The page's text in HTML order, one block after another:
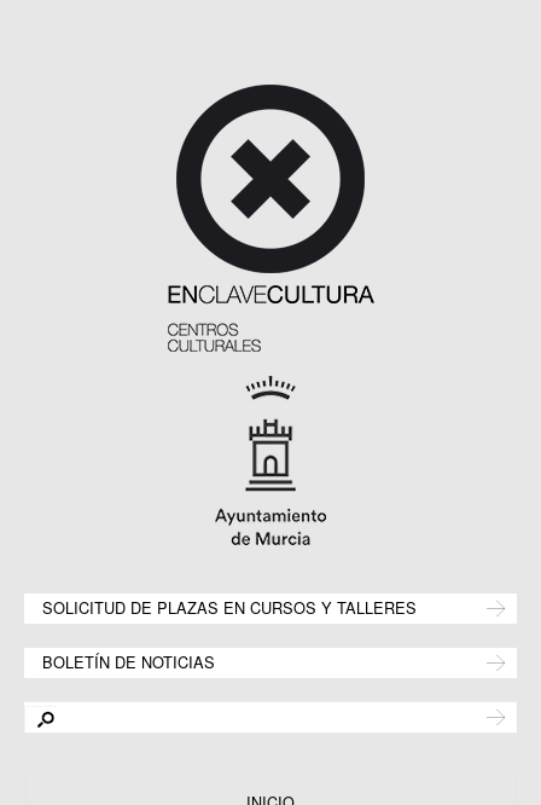
SOLICITUD DE PLAZAS EN CURSOS Y TALLERES
BOLETÍN DE NOTICIAS